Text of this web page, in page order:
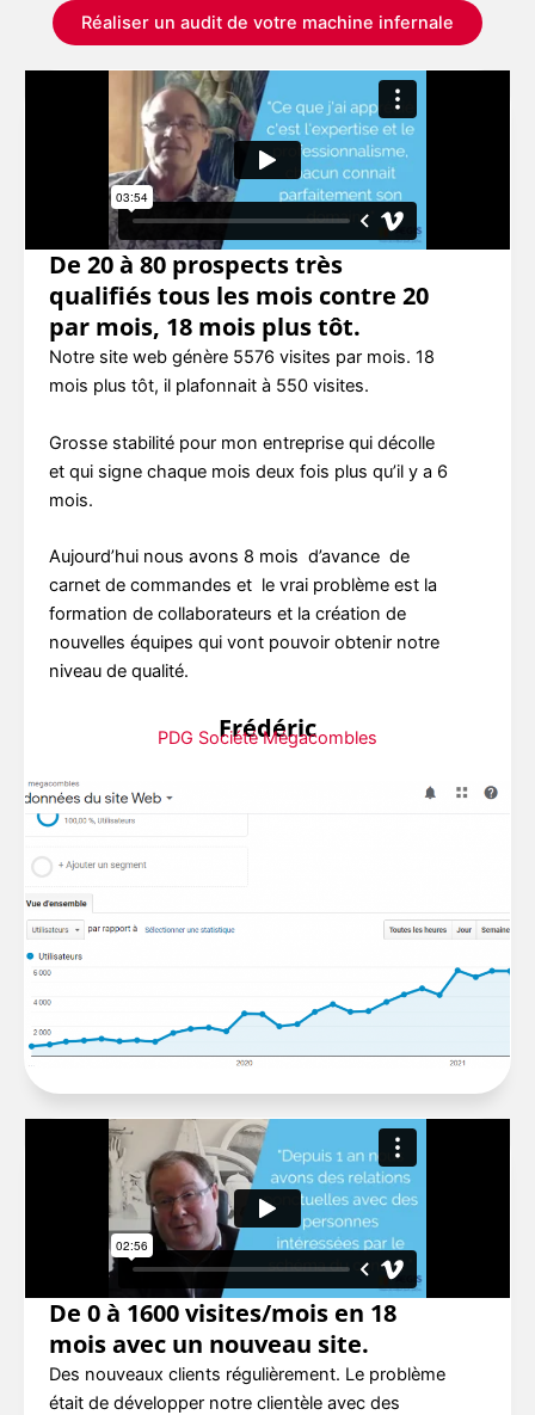
Réaliser un audit de votre machine infernale
De 20 à 80 prospects très
qualifiés tous les mois contre 20
par mois, 18 mois plus tôt.
Notre site web génère 5576 visites par mois. 18
mois plus tôt, il plafonnait à 550 visites.
Grosse stabilité pour mon entreprise qui décolle
et qui signe chaque mois deux fois plus qu’il y a 6
mois.
Aujourd’hui nous avons 8 mois d’avance de
carnet de commandes et le vrai problème est la
formation de collaborateurs et la création de
nouvelles équipes qui vont pouvoir obtenir notre
niveau de qualité.
Frédéric
PDG Société Mégacombles
De 0 à 1600 visites/mois en 18
mois avec un nouveau site.
Des nouveaux clients régulièrement. Le problème
était de développer notre clientèle avec des